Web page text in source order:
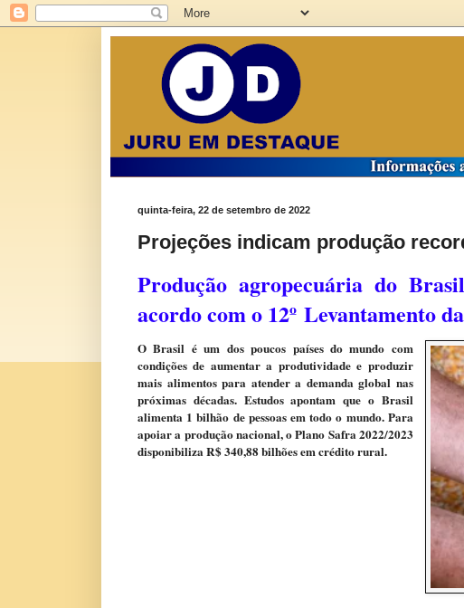
quinta-feira, 22 de setembro de 2022
Projeções indicam produção
Produção agropecuária do
acordo com o 12º Levantamento
O Brasil é um dos poucos países do mundo com
condições de aumentar a produtividade e produzir
mais alimentos para atender a demanda global nas
próximas décadas. Estudos apontam que o Brasil
alimenta 1 bilhão de pessoas em todo o mundo. Para
apoiar a produção nacional, o Plano Safra 2022/2023
disponibiliza R$ 340,88 bilhões em crédito rural.